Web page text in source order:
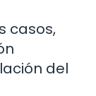
casos,
del